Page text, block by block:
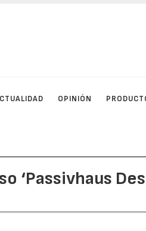
OPINIÓN
‘Passivhaus